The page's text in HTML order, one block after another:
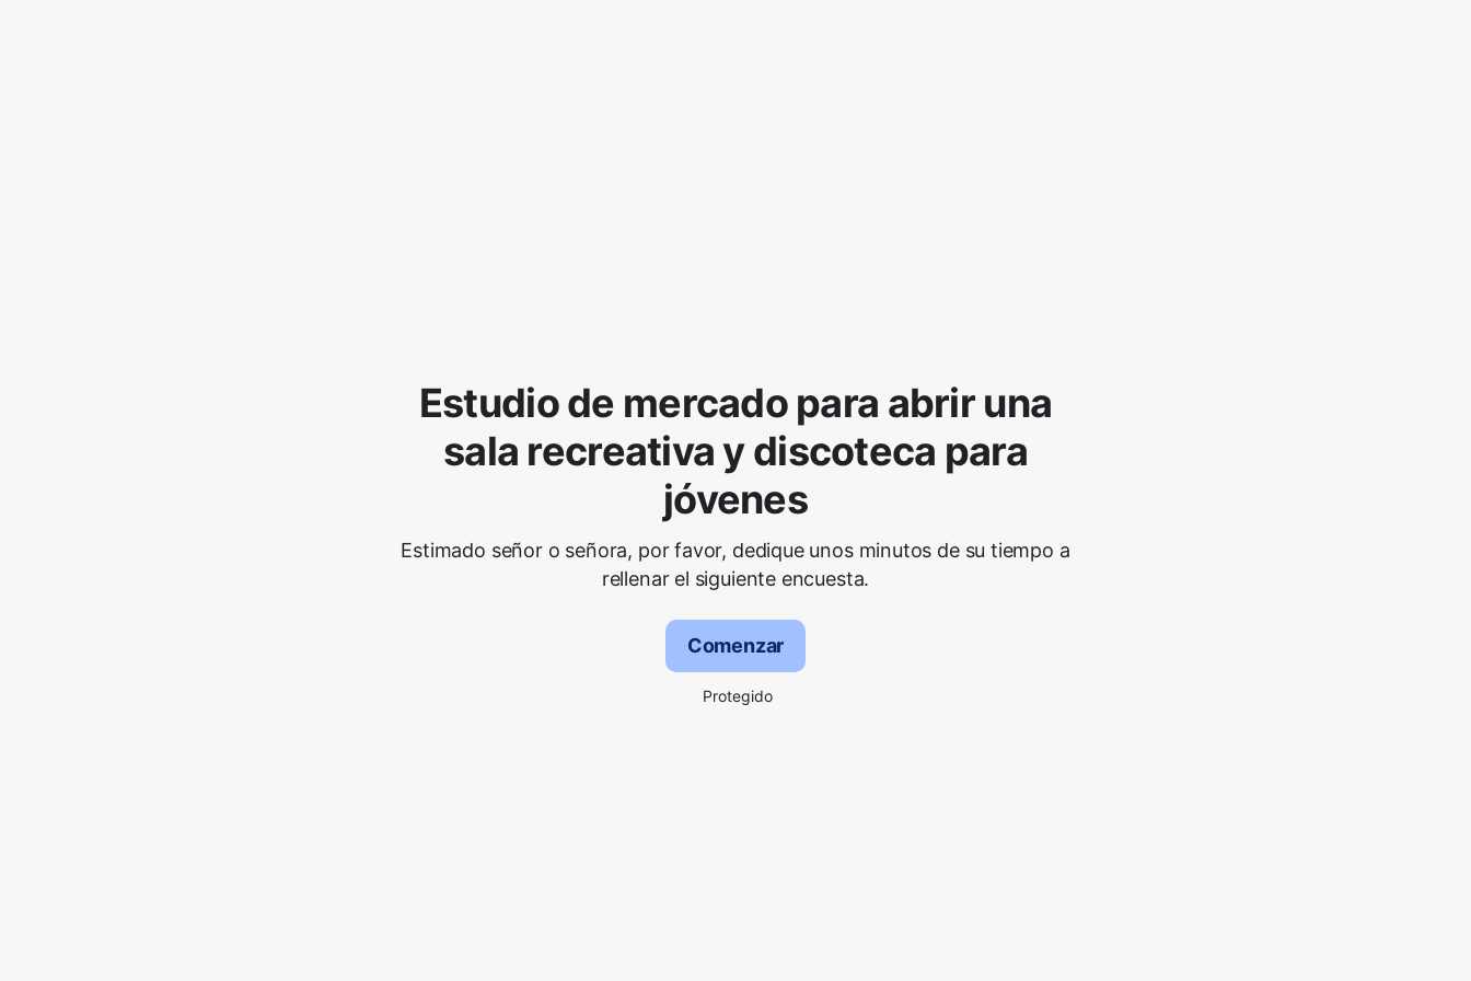
Estudio de mercado para abrir una
sala recreativa y discoteca para
jóvenes
Estimado señor o señora, por favor, dedique unos minutos de su tiempo a
rellenar el siguiente encuesta.
Comenzar
Protegido